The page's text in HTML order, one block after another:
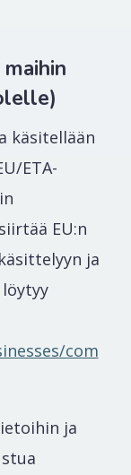
käsitellään
ETA-
EU:n
ja
com
ja